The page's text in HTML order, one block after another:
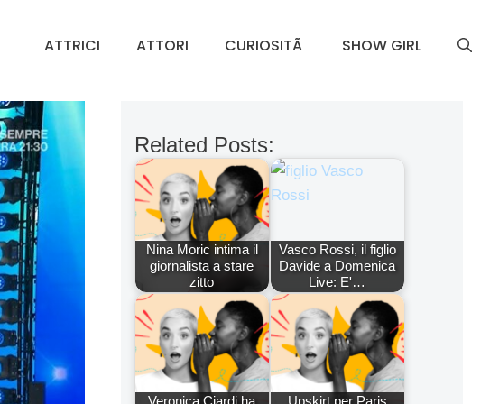
ATTRICI ATTORI CURIOSITÃ SHOW GIRL
Related Posts:
Nina Moric intima il
giornalista a stare
zitto
Vasco Rossi, il figlio
Davide a Domenica
Live: E'…